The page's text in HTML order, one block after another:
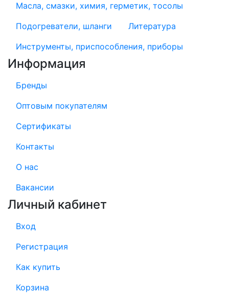
Масла, смазки, химия, герметик, тосолы
Подогреватели, шланги
Литература
Инструменты, приспособления, приборы
Информация
Бренды
Оптовым покупателям
Сертификаты
Контакты
О нас
Вакансии
Личный кабинет
Вход
Регистрация
Как купить
Корзина